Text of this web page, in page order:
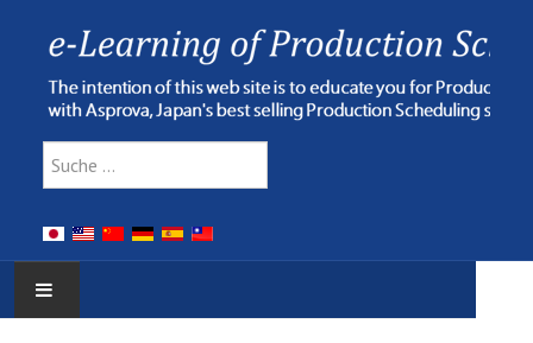
Suchen